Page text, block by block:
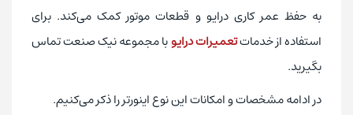
به حفظ عمر کاری درایو و قطعات موتور کمک می‌کند. برای
استفاده از خدماتتعمیرات درایوبا مجموعه نیک صنعت تماس
بگیرید.
در ادامه مشخصات و امکانات این نوع اینورتر را ذکر می‌کنیم.